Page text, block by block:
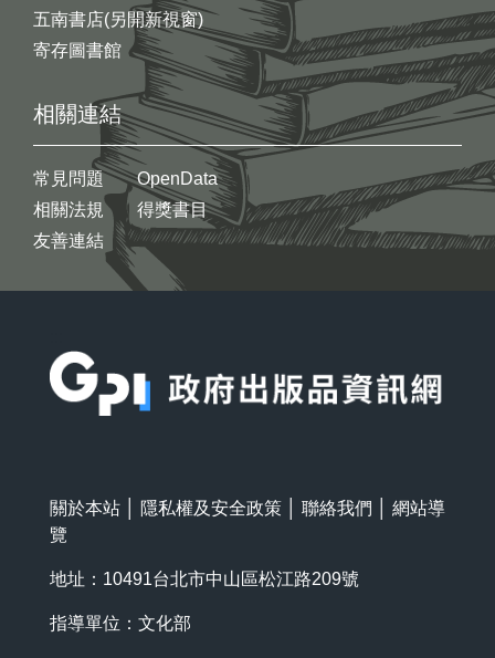
五南書店(另開新視窗)
寄存圖書館
相關連結
常見問題
相關法規
友善連結
OpenData
得獎書目
關於本站 隱私權及安全政策 聯絡我們
網站導
覽
地址：10491台北市中山區松江路209號
指導單位：文化部